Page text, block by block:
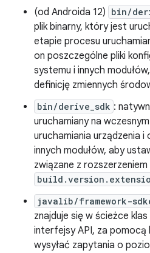
(od Androida 12) bin/
plik binarny, który jest
etapie procesu
on poszczególne pliki
systemu i innych
definicję zmiennych
bin/derive_sdk :
uruchamiany na
uruchamiania urządzenia
innych modułów, aby
związane z
javalib/framework-
znajduje się w ścieżce
interfejsy API, za
wysyłać zapytania o